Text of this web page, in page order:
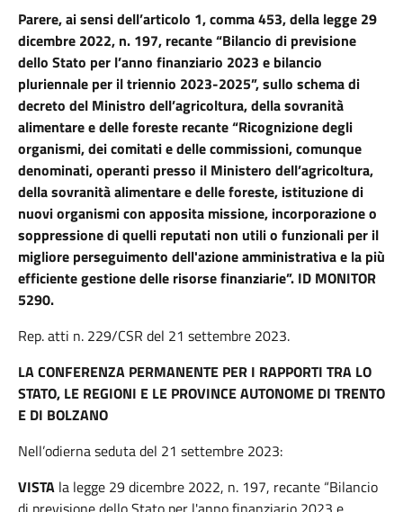
Parere, aisensi dell’articolo 1, comma 453, della legge 29
dicembre 2022, n. 197, recante “Bilancio di previsione
dello Stato per l’anno finanziario 2023 e bilancio
pluriennale per il triennio 2023-2025”, sullo schema di
decreto del Ministro dell’agricoltura, della sovranità
alimentare e delle foreste recante “Ricognizione degli
organismi, dei comitati e delle commissioni, comunque
denominati, operanti presso il Ministero dell’agricoltura,
della sovranità alimentare e delle foreste, istituzione di
nuovi organismi con apposita missione, incorporazione o
soppressione di quelli reputati non utili o funzionali per il
migliore perseguimento dell'azione amministrativa e la più
efficiente gestione delle risorse finanziarie”. ID MONITOR
5290.
Rep. atti n. 229/CSR del 21 settembre 2023.
LA CONFERENZA PERMANENTE PER I RAPPORTI TRA LO
STATO, LE REGIONI E LE PROVINCE AUTONOME DI TRENTO
E DI BOLZANO
Nell’odierna seduta del 21 settembre 2023:
VISTA la legge 29 dicembre 2022, n. 197, recante “Bilancio